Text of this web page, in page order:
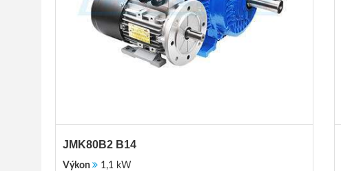
JMK80B2 B14
Výkon
1,1 kW